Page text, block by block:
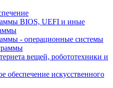
BIOS, UEFI и иные
- операционные системы
вещей, робототехники и
обеспечение искусственного